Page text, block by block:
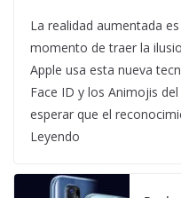
La realidad aumentada
momento de traer la
Apple usa esta nueva
Face ID y los Animojis
esperar que el
Leyendo